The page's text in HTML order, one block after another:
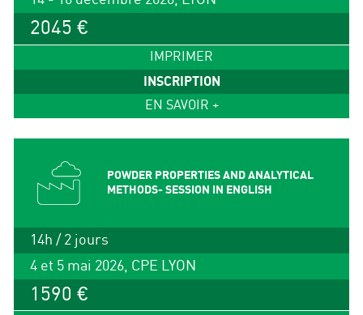
2045 €
IMPRIMER
INSCRIPTION
EN SAVOIR +
POWDER PROPERTIES AND ANALYTICAL
METHODS- SESSION IN ENGLISH
14h / 2 jours
4 et 5 mai 2026, CPE LYON
1590 €